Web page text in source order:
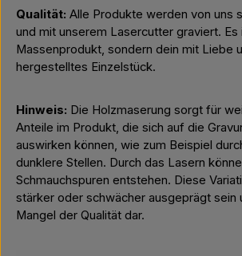
Qualität: Alle Produkte werden von uns
und mit unserem Lasercutter graviert. Es
Massenprodukt, sondern dein mit Liebe
hergestelltes Einzelstück.
Hinweis: Die Holzmaserung sorgt für
Anteile im Produkt, die sich auf die
auswirken können, wie zum Beispiel
dunklere Stellen. Durch das Lasern
Schmauchspuren entstehen. Diese
stärker oder schwächer ausgeprägt sein
Mangel der Qualität dar.